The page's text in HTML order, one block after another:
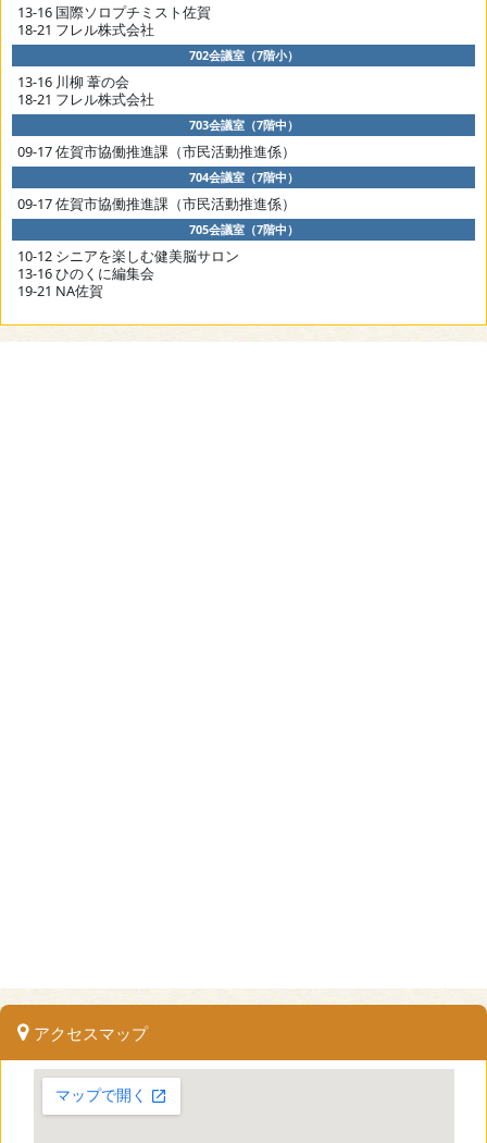
13-16 国際ソロプチミスト佐賀
18-21 フレル株式会社
702会議室（7階小）
13-16 川柳 葦の会
18-21 フレル株式会社
703会議室（7階中）
09-17 佐賀市協働推進課（市民活動推進係）
704会議室（7階中）
09-17 佐賀市協働推進課（市民活動推進係）
705会議室（7階中）
10-12 シニアを楽しむ健美脳サロン
13-16 ひのくに編集会
19-21 NA佐賀
アクセスマップ